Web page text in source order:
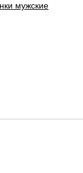
мужские